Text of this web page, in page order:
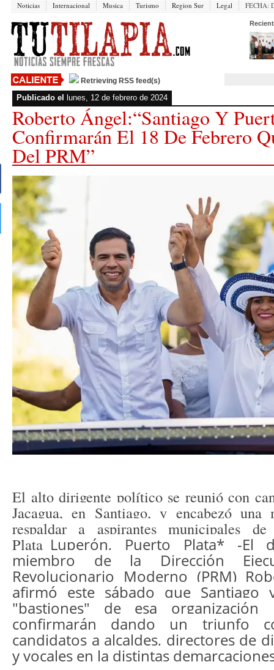
Noticias Internacional Musica Turismo Region Sur Legal FECHA:
Retrieving RSS feed(s)
Publicado el lunes, 12 de febrero de 2024
Roberto Ángel:“Santiago Y
Confirmarán El 18 De Febrero
Del PRM”
El alto dirigente político se reunió con
Jacagua, en Santiago, y encabezó una
respaldar a aspirantes municipales
Plata_ Luperón, Puerto Plata* -El
miembro de la Dirección
Revolucionario Moderno (PRM)
afirmó este sábado que Santiago
"bastiones" de esa
confirmarán dando un triunfo
candidatos a alcaldes, directores de
y vocales en la distintas